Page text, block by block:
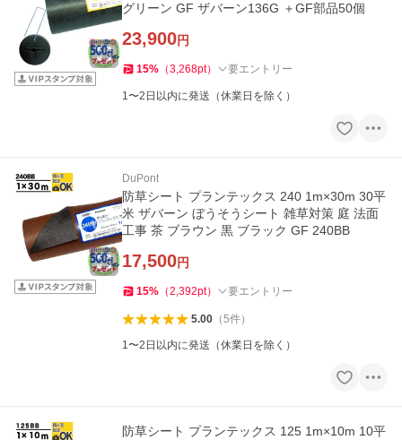
グリーン GF ザバーン136G ＋GF部品50個
23,900円
15% （3,268pt） 要エントリー
1〜2日以内に発送（休業日を除く）
DuPont
防草シート プランテックス 240 1m×30m 30平
米 ザバーン ぼうそうシート 雑草対策 庭 法面
工事 茶 ブラウン 黒 ブラック GF 240BB
17,500円
15% （2,392pt） 要エントリー
5.00（5件）
1〜2日以内に発送（休業日を除く）
防草シート プランテックス 125 1m×10m 10平